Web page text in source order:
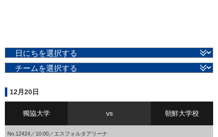
12月20日
獨協大学 vs 朝鮮大学校
No.12424／10:00／エスフォルタアリーナ